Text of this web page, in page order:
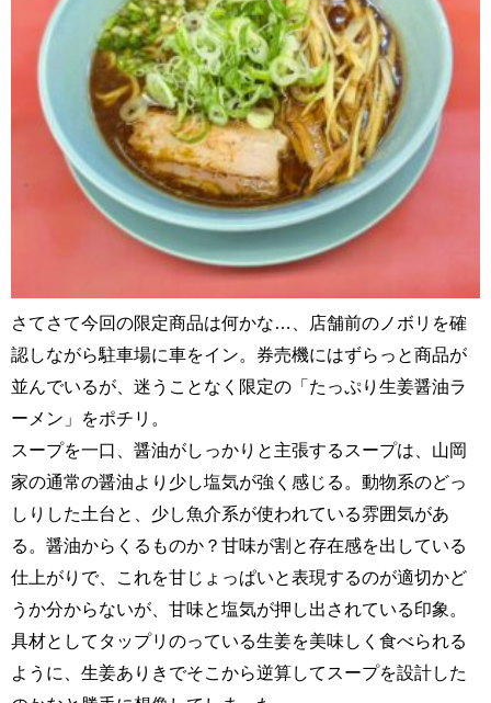
さてさて今回の限定商品は何かな…、店舗前のノボリを確
認しながら駐車場に車をイン。券売機にはずらっと商品が
並んでいるが、迷うことなく限定の「たっぷり生姜醤油ラ
ーメン」をポチリ。
スープを一口、醤油がしっかりと主張するスープは、山岡
家の通常の醤油より少し塩気が強く感じる。動物系のどっ
しりした土台と、少し魚介系が使われている雰囲気があ
る。醤油からくるものか？甘味が割と存在感を出している
仕上がりで、これを甘じょっぱいと表現するのが適切かど
うか分からないが、甘味と塩気が押し出されている印象。
具材としてタップリのっている生姜を美味しく食べられる
ように、生姜ありきでそこから逆算してスープを設計した